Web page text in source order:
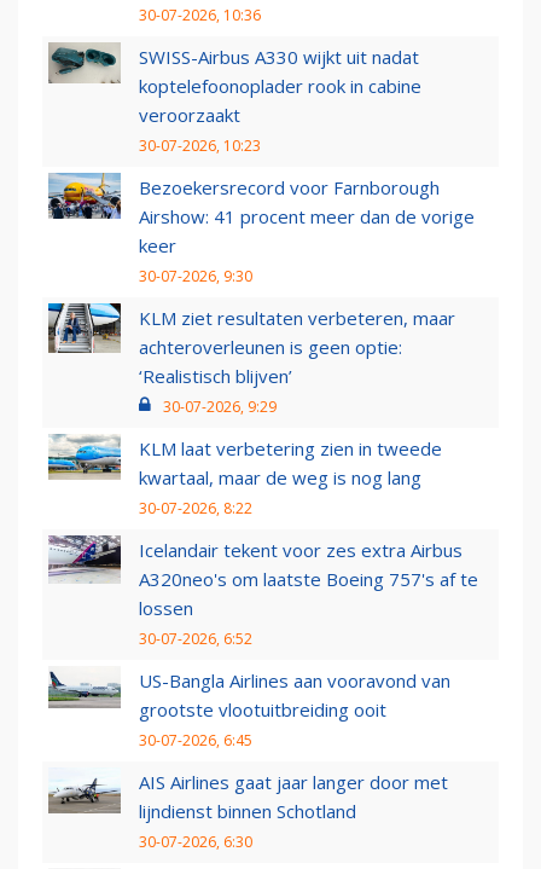
30-07-2026, 10:36
SWISS-Airbus A330 wijkt uit nadat
koptelefoonoplader rook in cabine
veroorzaakt
30-07-2026, 10:23
Bezoekersrecord voor Farnborough
Airshow: 41 procent meer dan de vorige
keer
30-07-2026, 9:30
KLM ziet resultaten verbeteren, maar
achteroverleunen is geen optie:
‘Realistisch blijven’
30-07-2026, 9:29
KLM laat verbetering zien in tweede
kwartaal, maar de weg is nog lang
30-07-2026, 8:22
Icelandair tekent voor zes extra Airbus
A320neo's om laatste Boeing 757's af te
lossen
30-07-2026, 6:52
US-Bangla Airlines aan vooravond van
grootste vlootuitbreiding ooit
30-07-2026, 6:45
AIS Airlines gaat jaar langer door met
lijndienst binnen Schotland
30-07-2026, 6:30